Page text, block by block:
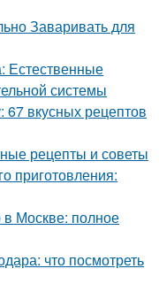
Заваривать для
Естественные
системы
вкусных рецептов
рецепты и советы
приготовления:
в Москве: полное
что посмотреть